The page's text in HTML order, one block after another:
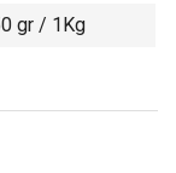
gr / 1Kg